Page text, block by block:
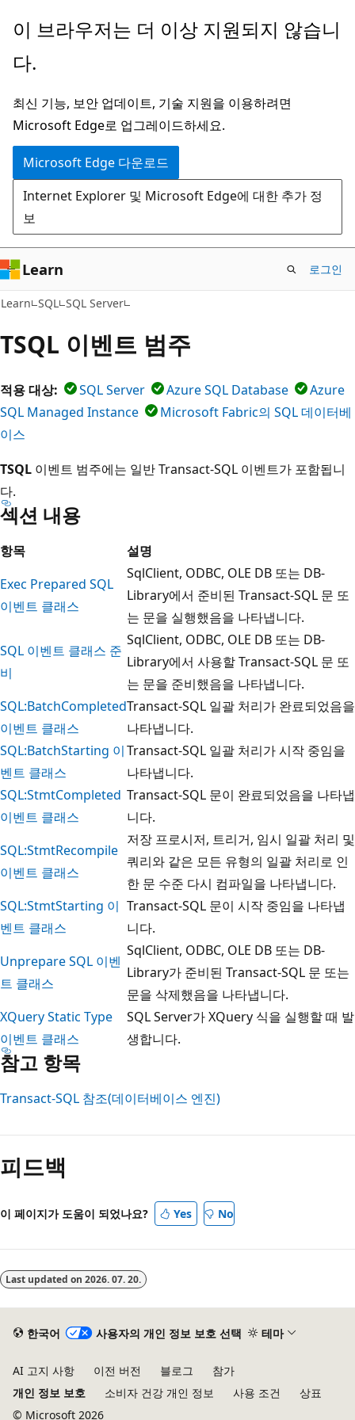
주
콘
츠
로
건
너
뛰
기
이 브라우저는 더 이상 지원되지 않습니
다.
최신 기능, 보안 업데이트, 기술 지원을 이용하려면
Microsoft Edge로 업그레이드하세요.
Microsoft Edge 다운로드
Internet Explorer 및 Microsoft Edge에 대한 추가 정
보
Learn 로그인
Learn SQL SQL Server
TSQL 이벤트 범주
적용 대상: SQL Server Azure SQL Database
Azure
SQL Managed Instance
Microsoft Fabric의 SQL 데이터베
이스
TSQL 이벤트 범주에는 일반 Transact-SQL 이벤트가 포함됩니
다.
섹션 내용
항목
설명
Exec Prepared SQL
이벤트 클래스
SqlClient, ODBC, OLE DB 또는 DB-
Library에서 준비된 Transact-SQL 문 또
는 문을 실행했음을 나타냅니다.
SQL 이벤트 클래스 준
비
SqlClient, ODBC, OLE DB 또는 DB-
Library에서 사용할 Transact-SQL 문 또
는 문을 준비했음을 나타냅니다.
SQL:BatchCompleted
이벤트 클래스
Transact-SQL 일괄 처리가 완료되었음을
나타냅니다.
SQL:BatchStarting 이
벤트 클래스
Transact-SQL 일괄 처리가 시작 중임을
나타냅니다.
SQL:StmtCompleted
이벤트 클래스
Transact-SQL 문이 완료되었음을 나타냅
니다.
SQL:StmtRecompile
이벤트 클래스
저장 프로시저, 트리거, 임시 일괄 처리 및
쿼리와 같은 모든 유형의 일괄 처리로 인
한 문 수준 다시 컴파일을 나타냅니다.
SQL:StmtStarting 이
벤트 클래스
Transact-SQL 문이 시작 중임을 나타냅
니다.
Unprepare SQL 이벤
트 클래스
SqlClient, ODBC, OLE DB 또는 DB-
Library가 준비된 Transact-SQL 문 또는
문을 삭제했음을 나타냅니다.
XQuery Static Type
이벤트 클래스
SQL Server가 XQuery 식을 실행할 때 발
생합니다.
참고 항목
Transact-SQL 참조(데이터베이스 엔진)
기
모
사
안
함
피드백
이 페이지가 도움이 되었나요? Yes No
Last updated on 2026. 07. 20.
한국어 사용자의 개인 정보 보호 선택 테마
AI 고지 사항 이전 버전 블로그
참가
개인 정보 보호
소비자 건강 개인 정보 사용 조건
상표
© Microsoft 2026